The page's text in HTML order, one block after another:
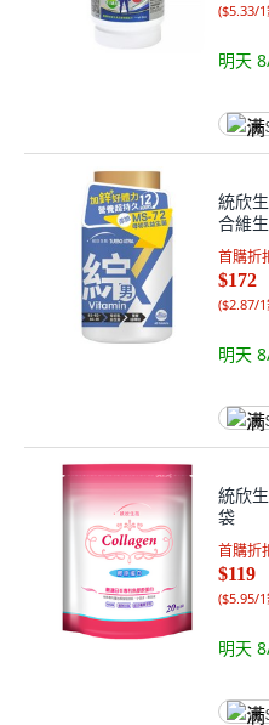
($5.33/
明天
满
統欣
合維
首購折
$172
($2.87/
明天
满
統欣
袋
首購折
$119
($5.95/
明天
满